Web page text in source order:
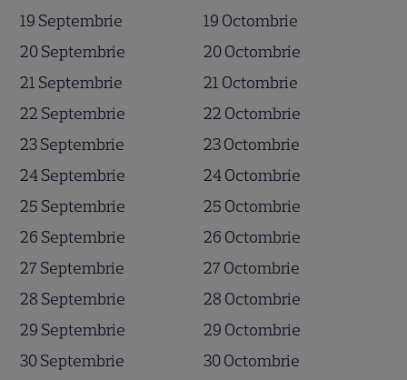
19 Septembrie
20 Septembrie
21 Septembrie
22 Septembrie
23 Septembrie
24 Septembrie
25 Septembrie
26 Septembrie
27 Septembrie
28 Septembrie
29 Septembrie
30 Septembrie
19 Octombrie
20 Octombrie
21 Octombrie
22 Octombrie
23 Octombrie
24 Octombrie
25 Octombrie
26 Octombrie
27 Octombrie
28 Octombrie
29 Octombrie
30 Octombrie